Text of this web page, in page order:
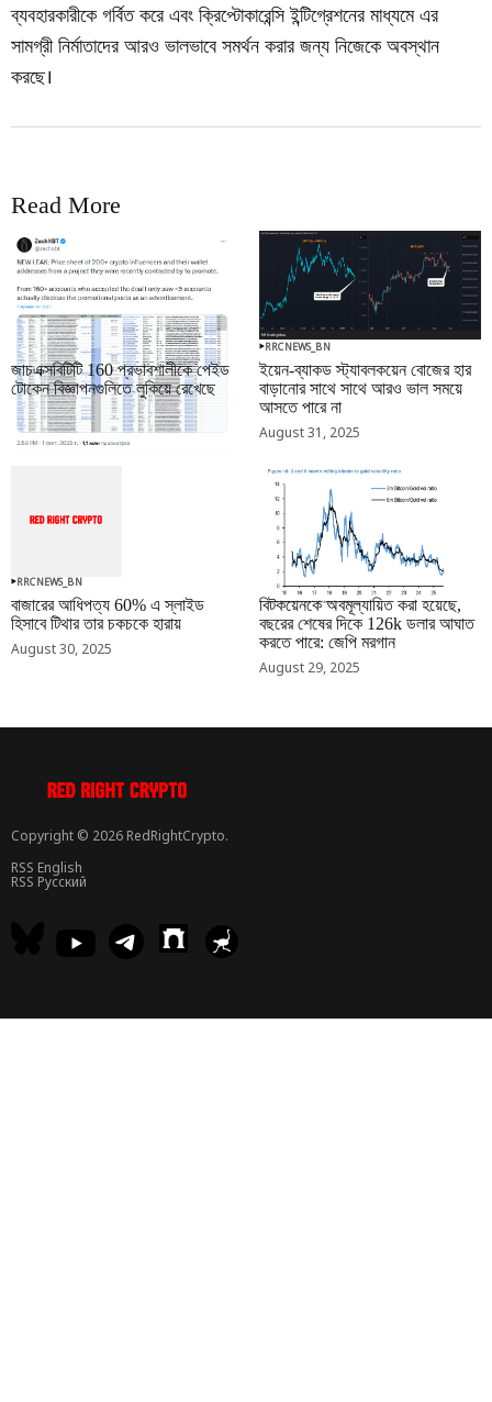
ব্যবহারকারীকে গর্বিত করে এবং ক্রিপ্টোকারেন্সি ইন্টিগ্রেশনের মাধ্যমে এর
সামগ্রী নির্মাতাদের আরও ভালভাবে সমর্থন করার জন্য নিজেকে অবস্থান
করছে।
Read More
RRCNEWS_BN
জাচএক্সবিটিটি 160 প্রভাবশালীকে পেইড
টোকেন বিজ্ঞাপনগুলিতে লুকিয়ে রেখেছে
September 01, 2025
RRCNEWS_BN
ইয়েন-ব্যাকড স্ট্যাবলকয়েন বোজের হার
বাড়ানোর সাথে সাথে আরও ভাল সময়ে
আসতে পারে না
August 31, 2025
RRCNEWS_BN
বাজারের আধিপত্য 60% এ স্লাইড
হিসাবে টিথার তার চকচকে হারায়
August 30, 2025
RRCNEWS_BN
বিটকয়েনকে অবমূল্যায়িত করা হয়েছে,
বছরের শেষের দিকে 126k ডলার আঘাত
করতে পারে: জেপি মরগান
August 29, 2025
Copyright © 2026 RedRightCrypto.
RSS English
RSS Русский